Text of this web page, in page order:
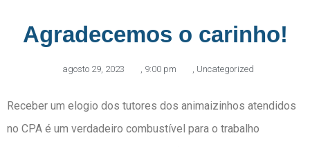
Agradecemos o carinho!
agosto 29, 2023 , 9:00 pm , Uncategorized
Receber um elogio dos tutores dos animaizinhos atendidos
no CPA é um verdadeiro combustível para o trabalho